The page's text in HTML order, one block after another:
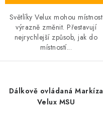
Světlíky Velux mohou místnost
výrazně změnit. Přestavují
nejrychlejší způsob, jak do
místností...
Dálkově ovládaná Markíza
Velux MSU